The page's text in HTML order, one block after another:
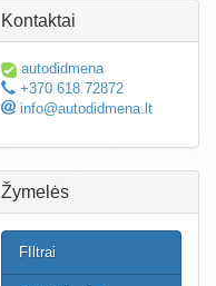
Kontaktai
autodidmena
+370 618 72872
info@autodidmena.lt
Žymelės
FIltrai